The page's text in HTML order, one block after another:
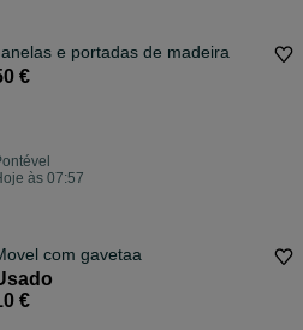
Janelas e portadas de madeira
€
às 07:57
com gavetaa
€